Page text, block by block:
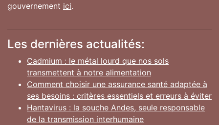
gouvernement ici.
Les dernières actualités:
Cadmium : le métal lourd que nos sols
transmettent à notre alimentation
Comment choisir une assurance santé adaptée à
ses besoins : critères essentiels et erreurs à éviter
Hantavirus : la souche Andes, seule responsable
de la transmission interhumaine